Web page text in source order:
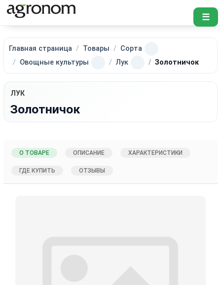
☰
Главная страница Товары
Сорта
Овощные культуры
Лук Золотничок
ЛУК
Золотничок
О ТОВАРЕ ОПИСАНИЕ ХАРАКТЕРИСТИКИ
ГДЕ КУПИТЬ ОТЗЫВЫ